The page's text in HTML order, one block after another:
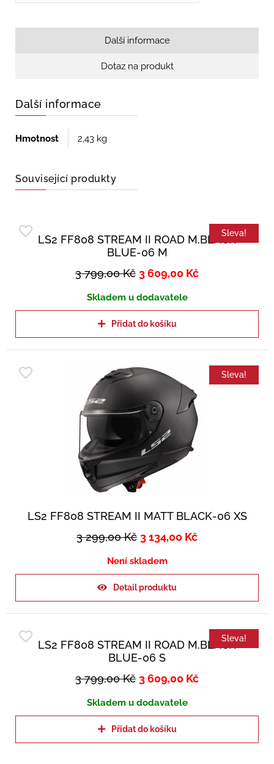
Další informace
Dotaz na produkt
Další informace
Hmotnost 2,43 kg
Související produkty
Sleva!
LS2 FF808 STREAM II ROAD M.BLACK
BLUE-06 M
3 799,00Kč 3 609,00 Kč
Skladem u dodavatele
Přidat do košíku
Sleva!
LS2 FF808 STREAM II MATT BLACK-06 XS
3 299,00Kč 3 134,00 Kč
Není skladem
Detail produktu
Sleva!
LS2 FF808 STREAM II ROAD M.BLACK
BLUE-06 S
3 799,00Kč 3 609,00 Kč
Skladem u dodavatele
Přidat do košíku